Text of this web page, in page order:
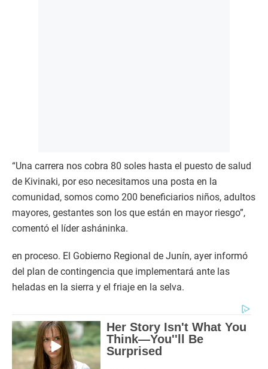
“Una carrera nos cobra 80 soles hasta el puesto de salud
de Kivinaki, por eso necesitamos una posta en la
comunidad, somos como 200 beneficiarios niños, adultos
mayores, gestantes son los que están en mayor riesgo”,
comentó el líder asháninka.
en proceso. El Gobierno Regional de Junín, ayer informó
del plan de contingencia que implementará ante las
heladas en la sierra y el friaje en la selva.